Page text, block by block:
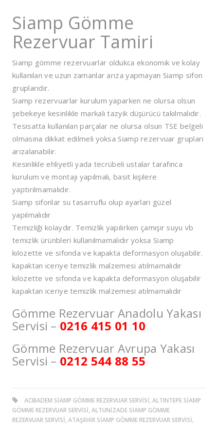
Siamp Gömme
Rezervuar Tamiri
Siamp gömme rezervuarlar oldukca ekonomik ve kolay
kullanılan ve uzun zamanlar arıza yapmayan Siamp sifon
gruplarıdır.
Siamp rezervuarlar kurulum yaparken ne olursa olsun
şebekeye kesinlikle markalı tazyik düşürücü takılmalıdır.
Tesisatta kullanılan parçalar ne olursa olsun TSE belgeli
olmasına dikkat edilmeli yoksa Siamp rezervuar grupları
arızalanabilir.
Kesinlikle ehliyetli yada tecrübeli ustalar tarafınca
kurulum ve montajı yapılmalı, basit kişilere
yaptırılmamalıdır.
Siamp sifonlar su tasarruflu olup ayarları güzel
yapılmalıdır
Temizliği kolaydır. Temizlik yapılırken çamışır suyu vb
temizlik ürünbleri kullanılmamalıdır yoksa Siamp
kılozette ve sifonda ve kapakta deformasyon oluşabilir.
kapaktan iceriye temizlik malzemesi atılmamalıdır
kılozette ve sifonda ve kapakta deformasyon oluşabilir
kapaktan iceriye temizlik malzemesi atılmamalıdır
Gömme Rezervuar Anadolu Yakası
Servisi – 0216 415 01 10
Gömme Rezervuar Avrupa Yakası
Servisi – 0212 544 88 55
ACIBADEM SIAMP GÖMME REZERVUAR SERVISI, ALTINTEPE SIAMP
GÖMME REZERVUAR SERVISI, ALTUNİZADE SIAMP GÖMME
REZERVUAR SERVISI, ATAŞEHIR SIAMP GÖMME REZERVUAR SERVISI,